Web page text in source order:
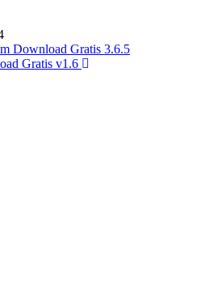
Download Gratis 3.6.5
Gratis v1.6